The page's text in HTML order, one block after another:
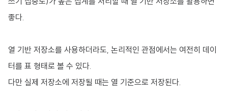
좋다.
열 기반 저장소를 사용하더라도, 논리적인 관점에서는 여전히 데이
터를 표 형태로 볼 수 있다.
다만 실제 저장소에 저장될 때는 열 기준으로 저장된다.